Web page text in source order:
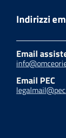
Indirizzi
Email
Email PEC